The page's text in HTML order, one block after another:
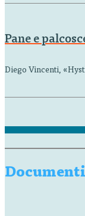
Pane e
Diego Vincenti,